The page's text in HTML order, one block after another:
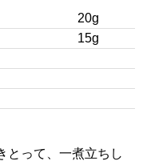
20g
15g
とって、一煮立ちし